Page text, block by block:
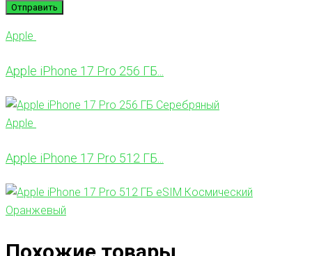
Apple
Apple iPhone 17 Pro 256 ГБ...
Apple
Apple iPhone 17 Pro 512 ГБ...